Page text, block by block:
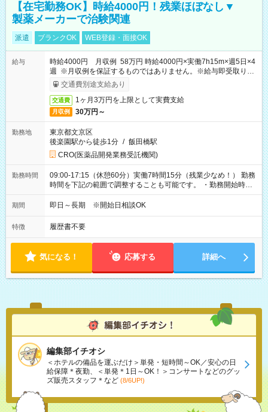
【在宅勤務OK】時給4000円！残業ほぼなし▼
製薬メーカーで治験関連
派遣 ブランクOK WEB登録・面接OK
給与
時給4000円 月収例 58万円 時給4000円×実働7h15m×週5日×4
週 ※月収例を保証するものではありません。※給与即受取りサ
ービス利用可（利用条件有）
交通費別途支給あり
交通費 1ヶ月3万円を上限として実費支給
月収例 30万円～
勤務地
東京都文京区
後楽園駅から徒歩1分 / 飯田橋駅
CRO(医薬品開発業務受託機関)
勤務時間
09:00-17:15（休憩60分）実働7時間15分（残業少なめ！） 勤務
時間を下記の範囲で調整することも可能です。 ・勤務開始時
間 09:00～10:00 ・勤務終了時間 16:00～17:15 ・実働
05:00～07:15
期間 即日～長期 ※開始日相談OK
特徴 履歴書不要
気になる！ 応募する 詳細へ
編集部イチオシ
＜ホテルの備品を運ぶだけ＞単発・短時間～OK／安心の日
給保障＊夜勤、＜単発＊1日～OK！＞コンサートなどのグッ
ズ販売スタッフ＊など (8/6UP!)